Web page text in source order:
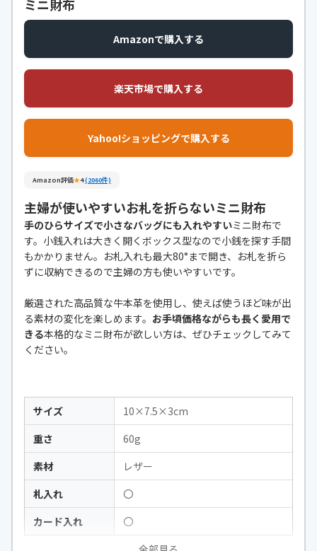
ミニ財布
Amazonで購入する
楽天市場で購入する
Yahoo!ショッピングで購入する
Amazon評価★4(2060件)
主婦が使いやすいお札を折らないミニ財布
手のひらサイズで小さなバッグにも入れやすいミニ財布で
す。小銭入れは大きく開くボックス型なので小銭を探す手間
もかかりません。お札入れも最大80°まで開き、お札を折ら
ずに収納できるので主婦の方も使いやすいです。
厳選された高品質な牛本革を使用し、使えば使うほど味が出
る素材の変化を楽しめます。 お手頃価格ながらも長く愛用で
きる本格的なミニ財布が欲しい方は、ぜひチェックしてみて
ください。
サイズ
10×7.5×3cm
重さ
60g
素材
レザー
札入れ
〇
カード入れ
〇